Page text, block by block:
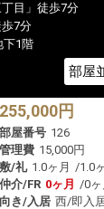
目」徒歩7分
7分
下1階
255,000円
部屋番号 126
管理費 15,000円
敷/礼 1.0ヶ月 /1.0
仲介/FR 0ヶ月 /0ヶ
向き/入居 西/即入